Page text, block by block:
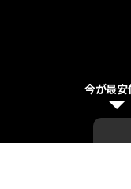
今が最安